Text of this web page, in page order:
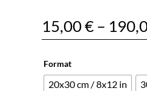
15,00€ –
Format
20x30 cm / 8x12 in